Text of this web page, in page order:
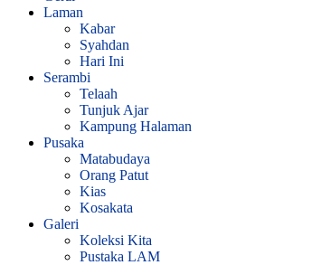
Laman
Kabar
Syahdan
Hari Ini
Serambi
Telaah
Tunjuk Ajar
Kampung Halaman
Pusaka
Matabudaya
Orang Patut
Kias
Kosakata
Galeri
Koleksi Kita
Pustaka LAM